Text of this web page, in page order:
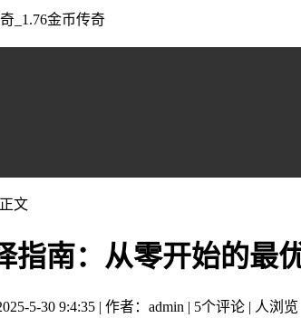
_1.76金币传奇
文
指南：从零开始的最
5-30 9:4:35 | 作者：admin | 5个评论 | 人浏览